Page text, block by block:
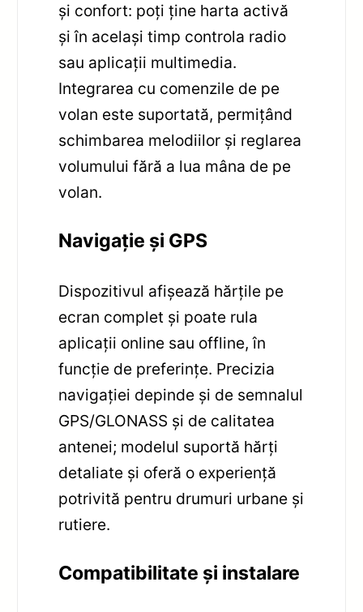
și confort: poți ține harta activă
și în același timp controla radio
sau aplicații multimedia.
Integrarea cu comenzile de pe
volan este suportată, permițând
schimbarea melodiilor și reglarea
volumului fără a lua mâna de pe
volan.
Navigație și GPS
Dispozitivul afișează hărțile pe
ecran complet și poate rula
aplicații online sau offline, în
funcție de preferințe. Precizia
navigației depinde și de semnalul
GPS/GLONASS și de calitatea
antenei; modelul suportă hărți
detaliate și oferă o experiență
potrivită pentru drumuri urbane și
rutiere.
Compatibilitate și instalare